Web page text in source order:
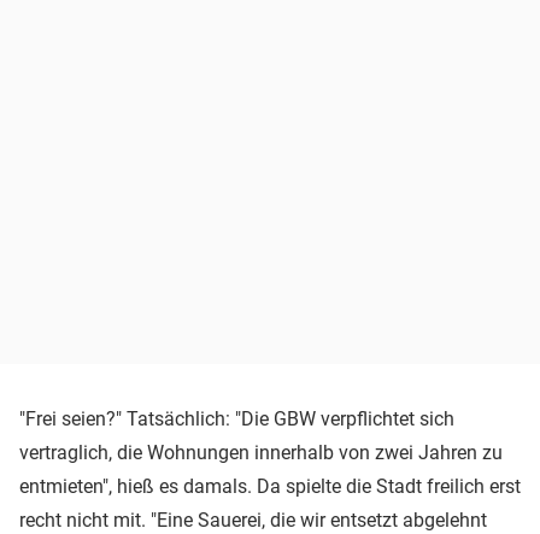
"Frei seien?" Tatsächlich: "Die GBW verpflichtet sich
vertraglich, die Wohnungen innerhalb von zwei Jahren zu
entmieten", hieß es damals. Da spielte die Stadt freilich erst
recht nicht mit. "Eine Sauerei, die wir entsetzt abgelehnt